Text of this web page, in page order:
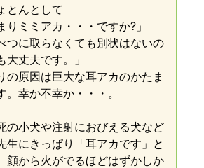
とんとして
りミミアカ・・・ですか?」
つに取らなくても別状はないの
大丈夫です。」
の原因は巨大な耳アカのかたま
。幸か不幸か・・・。
の小犬や注射におびえる犬など
生にきっぱり「耳アカです」と
顔から火がでるほどはずかしか